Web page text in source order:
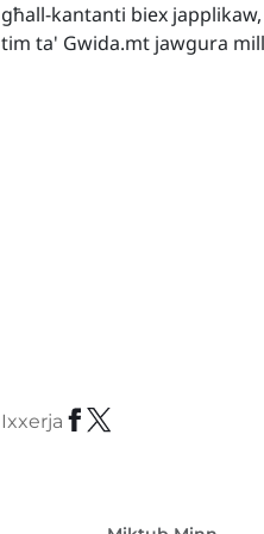
għall-kantanti biex
tim ta' Gwida.mt jawgura
Ixxerja